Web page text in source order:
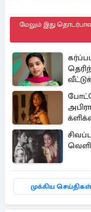
மேலும் இது
முக்கிய செய்திகள்